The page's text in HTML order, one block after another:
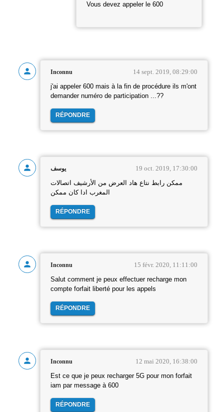
Vous devez appeler le 600
Inconnu 14 sept. 2019, 08:29:00
j'ai appeler 600 mais à la fin de procédure ils m'ont
demander numéro de participation ...??
RÉPONDRE
يوسف 19 oct. 2019, 17:30:00
ممكن رابط نتاع هاد العرض من الأرشيف اتصالات
المغرب ادا كان ممكن
RÉPONDRE
Inconnu 15 févr. 2020, 11:11:00
Salut comment je peux effectuer recharge mon
compte forfait liberté pour les appels
RÉPONDRE
Inconnu 12 mai 2020, 16:38:00
Est ce que je peux recharger 5G pour mon forfait
iam par message à 600
RÉPONDRE